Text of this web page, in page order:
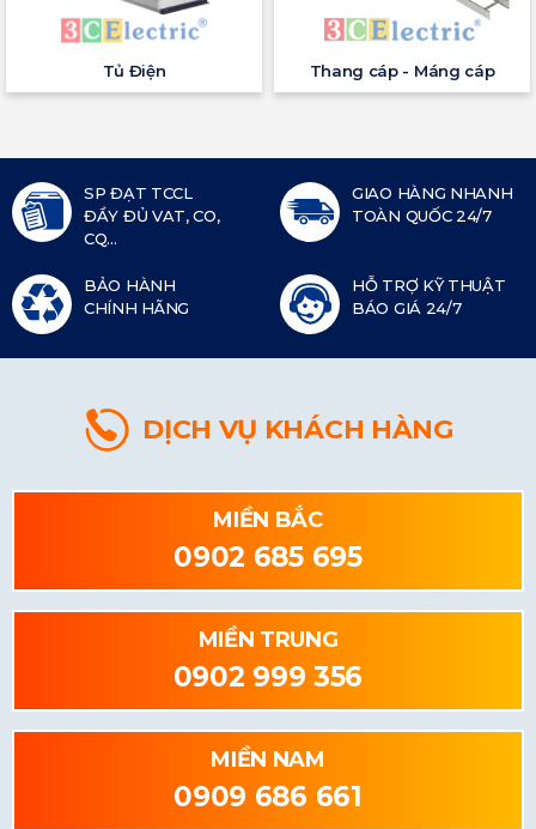
Tủ Điện Thang cáp - Máng cáp
SP ĐẠT TCCL
ĐẦY ĐỦ VAT, CO,
CQ...
GIAO HÀNG NHANH
TOÀN QUỐC 24/7
BẢO HÀNH
CHÍNH HÃNG
HỖ TRỢ KỸ THUẬT
BÁO GIÁ 24/7
DỊCH VỤ KHÁCH HÀNG
MIỀN BẮC
0902 685 695
MIỀN TRUNG
0902 999 356
MIỀN NAM
0909 686 661